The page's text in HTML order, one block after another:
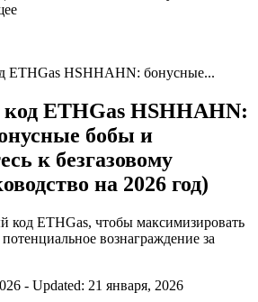
ETHGas HSHHAHN: бонусные...
ETHGas HSHHAHN:
бобы и
к безгазовому
на 2026 год)
код ETHGas, чтобы максимизировать
вознаграждение за
- Updated: 21 января, 2026